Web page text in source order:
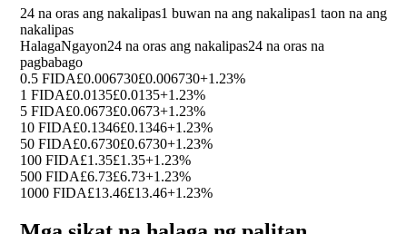
24 na oras ang nakalipas1 buwan na ang nakalipas1 taon na ang
nakalipas
HalagaNgayon24 na oras ang nakalipas24 na oras na
pagbabago
0.5 FIDA£0.006730£0.006730+1.23%
1 FIDA£0.0135£0.0135+1.23%
5 FIDA£0.0673£0.0673+1.23%
10 FIDA£0.1346£0.1346+1.23%
50 FIDA£0.6730£0.6730+1.23%
100 FIDA£1.35£1.35+1.23%
500 FIDA£6.73£6.73+1.23%
1000 FIDA£13.46£13.46+1.23%